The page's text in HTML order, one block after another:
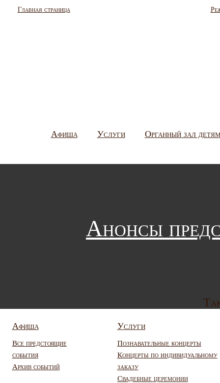
Главная страница
Афиша Услуги Органный зал
Анонсы
Афиша
Все предстоящие
события
Архив событий
Услуги
Познавательные концерты
Концерты по индивидуальному
заказу
Свадебные церемонии